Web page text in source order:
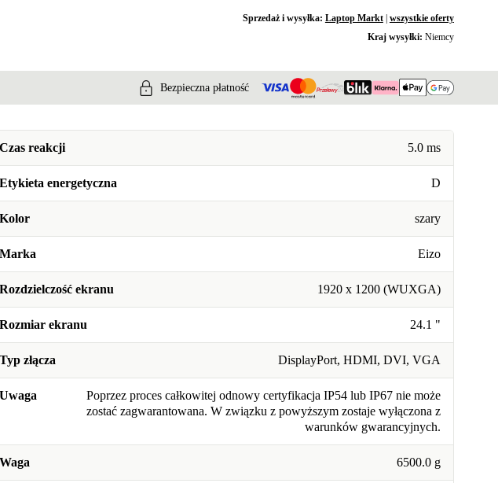
Sprzedaż i wysyłka: Laptop Markt| wszystkie oferty
Kraj wysyłki: Niemcy
Bezpieczna płatność
Czas reakcji 5.0 ms
Etykieta energetyczna D
Kolor szary
Marka Eizo
Rozdzielczość ekranu 1920 x 1200 (WUXGA)
Rozmiar ekranu 24.1 "
Typ złącza DisplayPort, HDMI, DVI, VGA
Uwaga
Poprzez proces całkowitej odnowy certyfikacja IP54 lub IP67 nie może
zostać zagwarantowana. W związku z powyższym zostaje wyłączona z
warunków gwarancyjnych.
Waga 6500.0 g